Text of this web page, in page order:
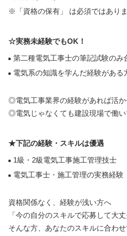
※「資格の保有」 は必須ではありま
☆実務未経験でもOK！
第二種電気工事士の筆記試験のみ
電気系の知識を学んだ経験がある
◎電気工事業界の経験があれば活か
◎電気じゃなくても建設現場で働い
★下記の経験・スキルは優遇
1級・2級電気工事施工管理技士
電気工事士・施工管理の実務経験
資格関係なく、経験が浅い方へ
「今の自分のスキルで応募して大丈
そんな方、あなたのスキルに合わせ